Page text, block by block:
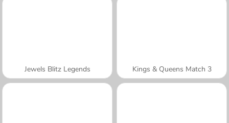
Jewels Blitz Legends Kings & Queens Match 3